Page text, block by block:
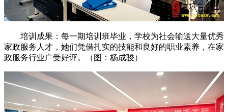
培训成果：每一期培训班毕业，学校为社会输送大量优秀
家政服务人才，她们凭借扎实的技能和良好的职业素养，在家
政服务行业广受好评。（图：杨成骏）